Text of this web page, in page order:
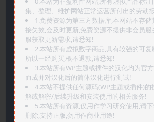
集、整理、维护网站正常运营所付出的劳动
1.免费资源为第三方数据库,本网站不存
接失效,会及时更新,免费资源不提供非会员服
服获取更新需求,请悉知!
2.本站所有虚拟数字商品,具有较强的可复
所以一经购买,概不退款,请悉知!
3.本站所有WP主题或插件的汉化均为官
而成并对汉化后的简体汉化进行测试!
4.本站不提供任何源码(WP主题或插件)
解或解密/后续升级和安装使用的相关服务!
5.本站所有资源,仅用作学习研究使用,请
删除,支持正版,勿用作商业用途!